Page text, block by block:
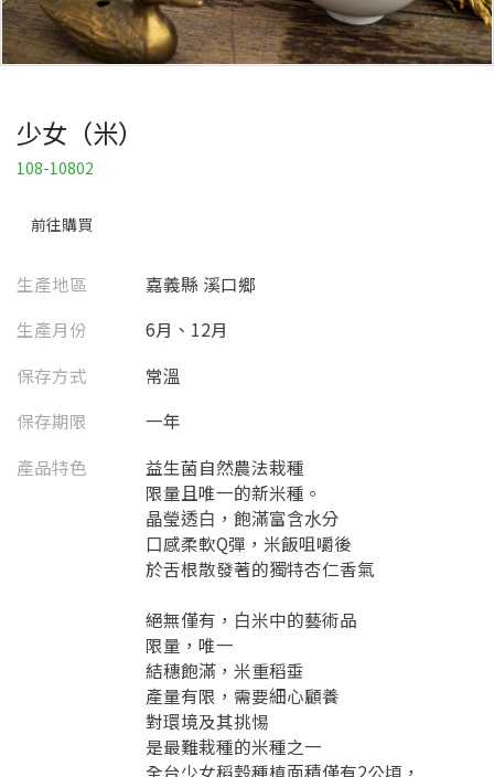
少女（米）
108-10802
前往購買
生產地區
嘉義縣 溪口鄉
生產月份
6月、12月
保存方式
常溫
保存期限
一年
產品特色
益⽣菌⾃然農法栽種
限量且唯⼀的新米種。
晶瑩透⽩，飽滿富含⽔分
⼝感柔軟Q彈，米飯咀嚼後
於舌根散發著的獨特杏仁香氣
絕無僅有，⽩米中的藝術品
限量，唯⼀
結穗飽滿，米重稻垂
產量有限，需要細⼼顧養
對環境及其挑惕
是最難栽種的米種之⼀
全台少女稻穀種植⾯積僅有2公頃，